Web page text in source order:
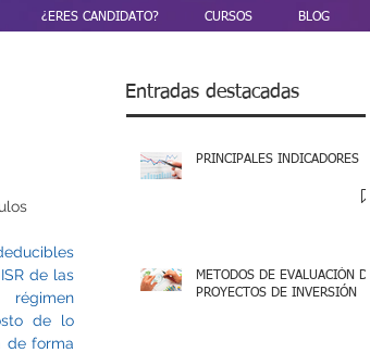
¿ERES CANDIDATO? CURSOS BLOG
de las
de lo
de forma
Entradas destacadas
PRINCIPALES INDICADORES
METODOS DE EVALUACIÓN DE
PROYECTOS DE INVERSIÓN